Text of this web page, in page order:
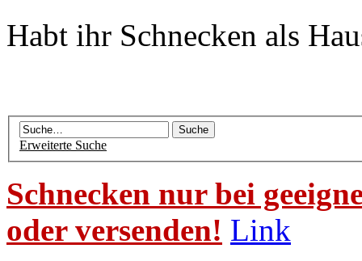
Habt ihr Schnecken als
Erweiterte Suche
Schnecken nur bei
oder versenden! Link